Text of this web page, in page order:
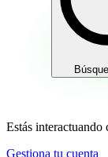
Estás interactuando
Gestiona tu cuenta